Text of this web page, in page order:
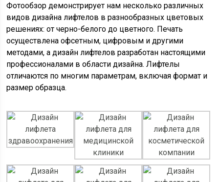
Фотообзор демонстрирует нам несколько различных
видов дизайна лифтелов в разнообразных цветовых
решениях: от черно-белого до цветного. Печать
осуществлена офсетным, цифровым и другими
методами, а дизайн лифтелов разработан настоящими
профессионалами в области дизайна. Лифтелы
отличаются по многим параметрам, включая формат и
размер образца.